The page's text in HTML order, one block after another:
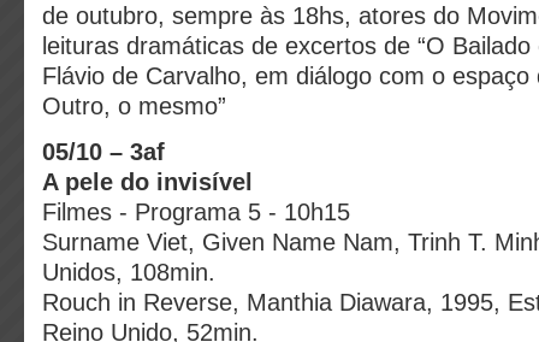
de outubro, sempre às 18hs, atores do
leituras dramáticas de excertos de “O
Flávio de Carvalho, em diálogo com o espaço
Outro, o mesmo”
05/10 – 3af
A pele do invisível
Filmes - Programa 5 - 10h15
Surname Viet, Given Name Nam, Trinh T.
Unidos, 108min.
Rouch in Reverse, Manthia Diawara, 1995,
Reino Unido, 52min.